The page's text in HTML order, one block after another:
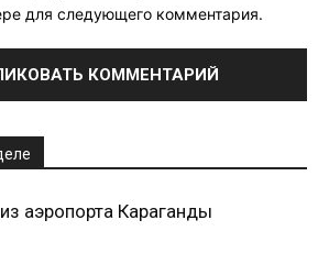
для следующего комментария.
аэропорта Караганды